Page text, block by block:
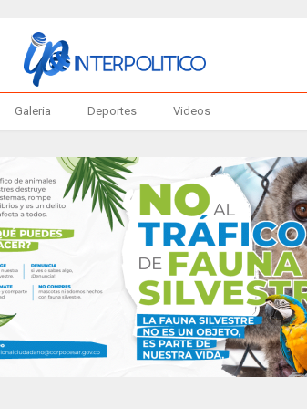
Galeria Deportes Videos